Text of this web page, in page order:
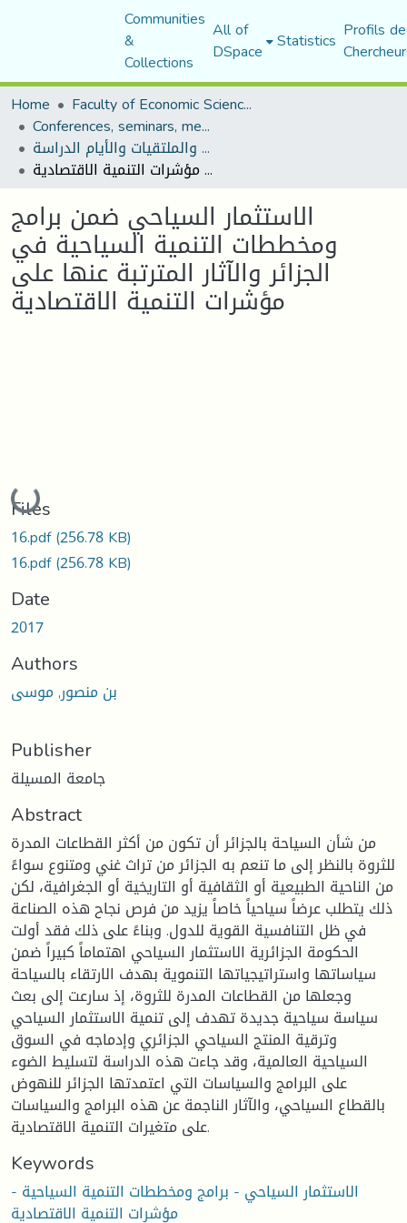
Communities
&
Collections
All of
DSpace Statistics Profils
Home
Faculty of Economic Sciences, Commerce and Management Sciences
Conferences, seminars, meetings, and study days
المؤتمرات والندوات والملتقيات والأيام الدراسة
الاستثمار السياحي ضمن برامج ومخططات التنمية السياحية في الجزائر والآثار المترتبة عنها على مؤشرات التنمية الاقتصادية
الاستثمار السياحي ضمن برامج
ومخططات التنمية السياحية في
الجزائر والآثار المترتبة عنها على
مؤشرات التنمية الاقتصادية
Loading...
Files
16.pdf(256.78 KB)
16.pdf(256.78 KB)
Date
2017
Authors
بن منصور, موسى
Publisher
جامعة المسيلة
Abstract
من شأن السياحة بالجزائر أن تكون من أكثر القطاعات المدرة
للثروة بالنظر إلى ما تنعم به الجزائر من تراث غني ومتنوع سواءً
من الناحية الطبيعية أو الثقافية أو التاريخية أو الجغرافية، لكن
ذلك يتطلب عرضاً سياحياً خاصاً يزيد من فرص نجاح هذه الصناعة
في ظل التنافسية القوية للدول. وبناءً على ذلك فقد أولت
الحكومة الجزائرية الاستثمار السياحي اهتماماً كبيراً ضمن
سياساتها واستراتيجياتها التنموية بهدف الارتقاء بالسياحة
وجعلها من القطاعات المدرة للثروة، إذ سارعت إلى بعث
سياسة سياحية جديدة تهدف إلى تنمية الاستثمار السياحي
وترقية المنتج السياحي الجزائري وإدماجه في السوق
السياحية العالمية، وقد جاءت هذه الدراسة لتسليط الضوء
على البرامج والسياسات التي اعتمدتها الجزائر للنهوض
بالقطاع السياحي، والآثار الناجمة عن هذه البرامج والسياسات
على متغيرات التنمية الاقتصادية.
Keywords
الاستثمار السياحي - برامج ومخططات التنمية السياحية -
مؤشرات التنمية الاقتصادية